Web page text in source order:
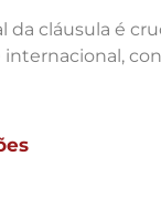
cláusula é
internacional,